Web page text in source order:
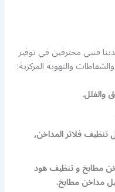
فنيي محترفين في توفير
والتهوية المركزية:
والفلل.
تنظيف فلاتر المداخن,
مطابخ و تنظيف هود
مداخن مطابخ.